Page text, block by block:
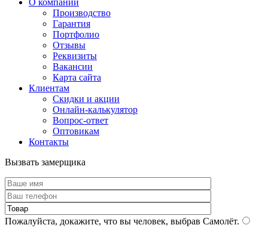
О компании
Производство
Гарантия
Портфолио
Отзывы
Реквизиты
Вакансии
Карта сайта
Клиентам
Скидки и акции
Онлайн-калькулятор
Вопрос-ответ
Оптовикам
Контакты
Вызвать замерщика
Пожалуйста, докажите, что вы человек, выбрав Самолёт.